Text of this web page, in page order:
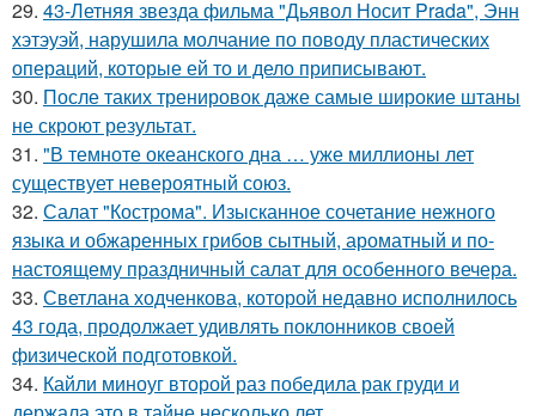
29. 43-Летняя звезда фильма "Дьявол Носит Prada", Энн
хэтэуэй, нарушила молчание по поводу пластических
операций, которые ей то и дело приписывают.
30. После таких тренировок даже самые широкие штаны
не скроют результат.
31. "В темноте океанского дна … уже миллионы лет
существует невероятный союз.
32. Салат "Кострома". Изысканное сочетание нежного
языка и обжаренных грибов сытный, ароматный и по-
настоящему праздничный салат для особенного вечера.
33. Светлана ходченкова, которой недавно исполнилось
43 года, продолжает удивлять поклонников своей
физической подготовкой.
34. Кайли миноуг второй раз победила рак груди и